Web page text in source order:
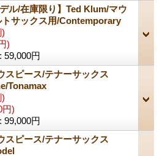
デル/在庫限り】Ted Klum/マウ
トサックス用/Contemporary
)
: 59,000円
スピース/テナーサックス
Tonamax
円)
: 99,000円
スピース/テナーサックス